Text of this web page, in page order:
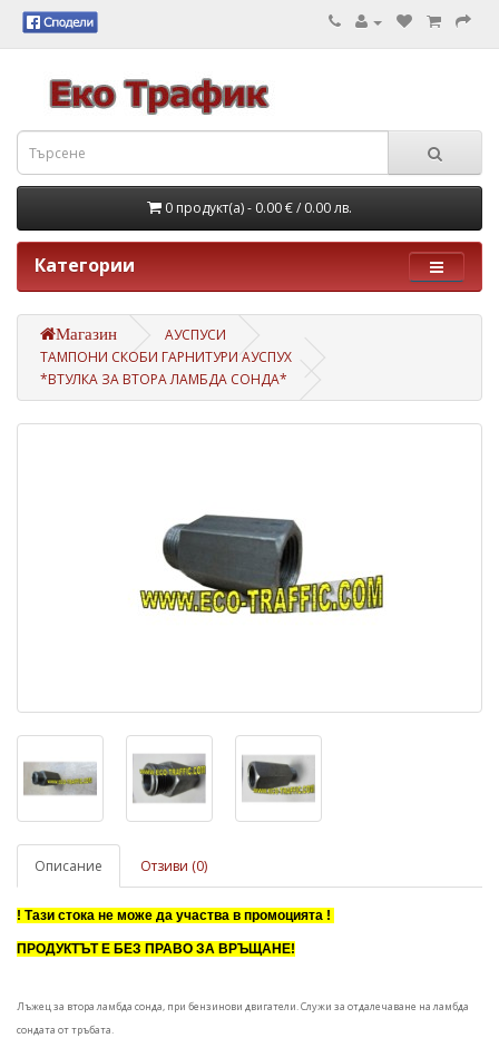
0 продукт(а) - 0.00 €/ 0.00 лв.
Категории
Магазин
АУСПУСИ
ТАМПОНИ СКОБИ ГАРНИТУРИ АУСПУХ
*ВТУЛКА ЗА ВТОРА ЛАМБДА СОНДА*
Описание Отзиви (0)
! Тази стока не може да участва в промоцията !
ПРОДУКТЪТ Е БЕЗ ПРАВО ЗА ВРЪЩАНЕ!
Лъжец за втора ламбда сонда, при бензинови двигатели. Служи за отдалечаване на ламбда
сондата от тръбата.